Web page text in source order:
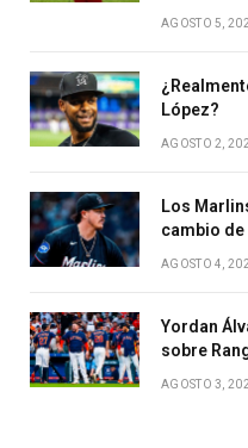
AGOSTO 5,
López?
AGOSTO 2,
Los
cambio de
AGOSTO 4,
Yordan
sobre
AGOSTO 3,